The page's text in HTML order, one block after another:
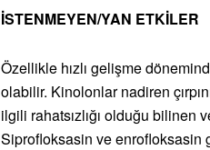
İSTENMEYEN/YAN ETKİLER
Özellikle hızlı gelişme
olabilir. Kinolonlar nadiren
ilgili rahatsızlığı olduğu bilinen
Siprofloksasin ve enrofloksasin